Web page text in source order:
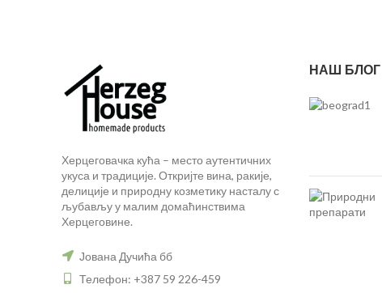
Херцеговачка кућа – место аутентичних
укуса и традиције. Откријте вина, ракије,
делиције и природну козметику насталу с
љубављу у малим домаћинствима
Херцеговине.
Јована Дучића бб
Телефон: +387 59 226-459
НАШ БЛОГ